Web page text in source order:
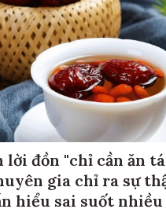
đồn "chỉ cần ăn
gia chỉ ra sự
hiểu sai suốt nhiều